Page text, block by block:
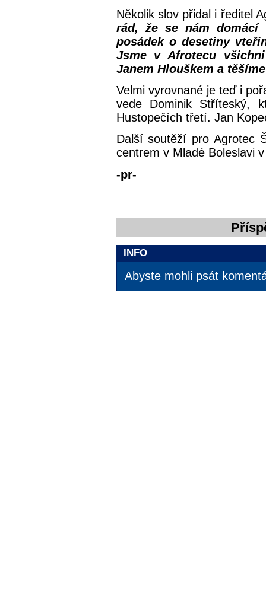
Několik slov přidal i ředitel
rád, že se nám domácí
posádek o desetiny
Jsme v Afrotecu
Janem Hlouškem a
Velmi vyrovnané je teď i
vede Dominik Stříteský,
Hustopečích třetí. Jan
Další soutěží pro Agrotec
centrem v Mladé Boleslavi
-pr-
INFO
Abyste mohli psát